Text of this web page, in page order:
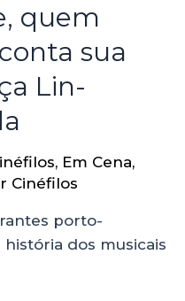
quem
sua
Lin-
, Em Cena,
Cinéfilos
porto-
dos musicais